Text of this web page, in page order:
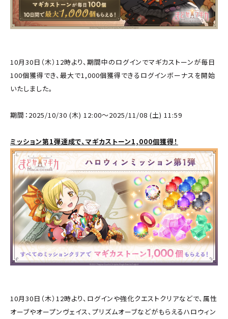
10月30日（木）12時より、期間中のログインでマギカストーンが毎日
100個獲得でき、最大で1,000個獲得できるログインボーナスを開始
いたしました。
期間：2025/10/30 (木) 12:00～2025/11/08 (土) 11:59
ミッション第1弾達成で、マギカストーン1,000個獲得！
10月30日（木）12時より、ログインや強化クエストクリアなどで、属性
オーブやオープンヴェイス、プリズムオーブなどがもらえるハロウィン